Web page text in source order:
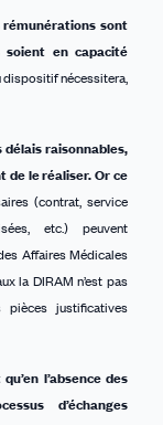
rémunérations sont
soient en capacité
dispositif nécessitera,
raisonnables,
le réaliser. Or ce
(contrat, service
etc.) peuvent
Affaires Médicales
la DIRAM n’est pas
justificatives
l’absence des
d’échanges